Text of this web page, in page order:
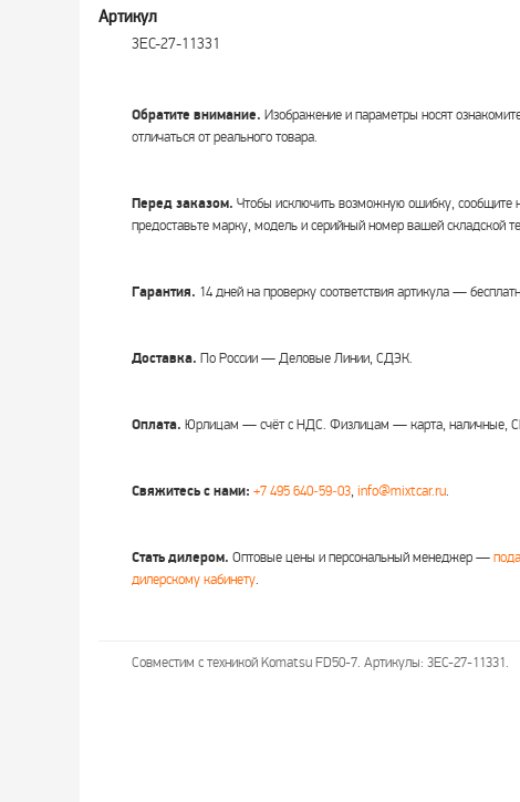
Артикул
3EC-27-11331
Обратите внимание. Изображение и параметры носят
отличаться от реального товара.
Перед заказом. Чтобы исключить возможную ошибку, сообщите
предоставьте марку, модель и серийный номер вашей складской
Гарантия. 14 дней на проверку соответствия артикула —
Доставка. По России — Деловые Линии, СДЭК.
Оплата. Юрлицам — счёт с НДС. Физлицам — карта, наличные,
Свяжитесь с нами: +7 495 640‑59‑03, info@mixtcar.ru.
Стать дилером. Оптовые цены и персональный менеджер —
дилерскому кабинету.
Совместим с техникой Komatsu FD50-7. Артикулы: 3EC-27-11331.